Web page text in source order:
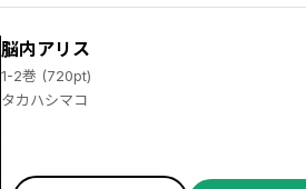
脳内アリス
1-2巻 (720pt)
タカハシマコ